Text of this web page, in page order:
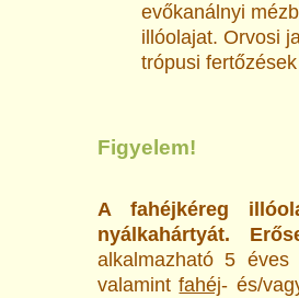
evőkanálnyi
illóolajat. Orvosi
trópusi
Figyelem!
A fahéjkéreg
nyálkahártyát.
alkalmazható 5 éves
valamintfahéj- és/